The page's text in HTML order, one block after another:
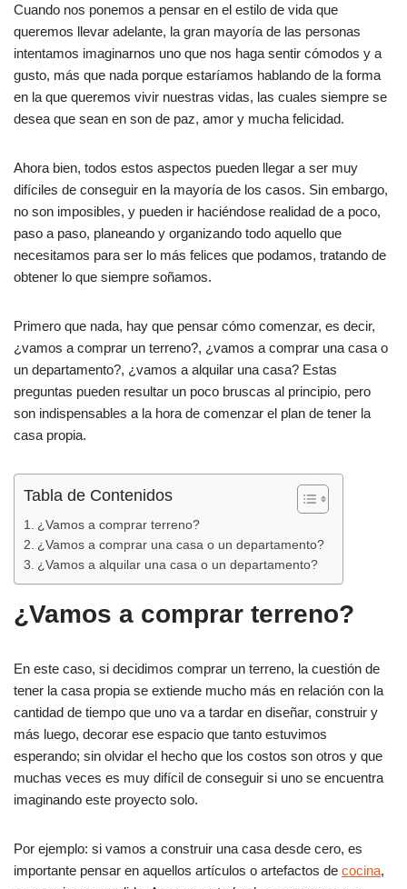
c
e
b
o
k
at
s
A
p
m
p
ar
tir
Cuando nos ponemos a pensar en el estilo de vida que
queremos llevar adelante, la gran mayoría de las personas
intentamos imaginarnos uno que nos haga sentir cómodos y a
gusto, más que nada porque estaríamos hablando de la forma
en la que queremos vivir nuestras vidas, las cuales siempre se
desea que sean en son de paz, amor y mucha felicidad.
Ahora bien, todos estos aspectos pueden llegar a ser muy
difíciles de conseguir en la mayoría de los casos. Sin embargo,
no son imposibles, y pueden ir haciéndose realidad de a poco,
paso a paso, planeando y organizando todo aquello que
necesitamos para ser lo más felices que podamos, tratando de
obtener lo que siempre soñamos.
Primero que nada, hay que pensar cómo comenzar, es decir,
¿vamos a comprar un terreno?, ¿vamos a comprar una casa o
un departamento?, ¿vamos a alquilar una casa? Estas
preguntas pueden resultar un poco bruscas al principio, pero
son indispensables a la hora de comenzar el plan de tener la
casa propia.
Tabla de Contenidos
¿Vamos a comprar terreno?
¿Vamos a comprar una casa o un departamento?
¿Vamos a alquilar una casa o un departamento?
¿Vamos a comprar terreno?
En este caso, si decidimos comprar un terreno, la cuestión de
tener la casa propia se extiende mucho más en relación con la
cantidad de tiempo que uno va a tardar en diseñar, construir y
más luego, decorar ese espacio que tanto estuvimos
esperando; sin olvidar el hecho que los costos son otros y que
muchas veces es muy difícil de conseguir si uno se encuentra
imaginando este proyecto solo.
Por ejemplo: si vamos a construir una casa desde cero, es
importante pensar en aquellos artículos o artefactos de cocina,